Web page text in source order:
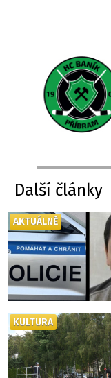
Další články
AKTUÁLNĚ
KULTURA